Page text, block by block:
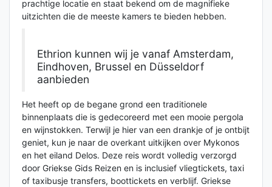
prachtige locatie en staat bekend om de magnifieke
uitzichten die de meeste kamers te bieden hebben.
Ethrion kunnen wij je vanaf Amsterdam,
Eindhoven, Brussel en Düsseldorf
aanbieden
Het heeft op de begane grond een traditionele
binnenplaats die is gedecoreerd met een mooie pergola
en wijnstokken. Terwijl je hier van een drankje of je ontbijt
geniet, kun je naar de overkant uitkijken over Mykonos
en het eiland Delos. Deze reis wordt volledig verzorgd
door Griekse Gids Reizen en is inclusief vliegtickets, taxi
of taxibusje transfers, boottickets en verblijf. Griekse